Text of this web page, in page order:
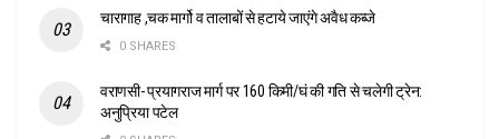
चारागाह ,चक मार्गो व तालाबों से हटाये जाएंगे अवैध कब्जे
0 SHARES
वराणसी- प्रयागराज मार्ग पर 160 किमी/घं की गति से चलेगी ट्रेन:
अनुप्रिया पटेल